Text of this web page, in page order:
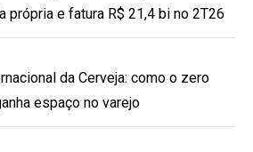
própria e fatura R$ 21,4 bi no 2T26
da Cerveja: como o zero
espaço no varejo